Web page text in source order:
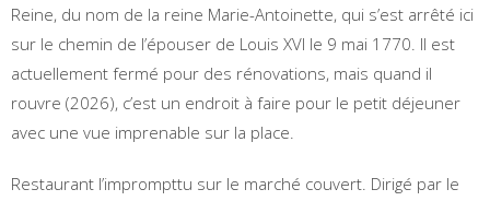
Reine, du nom de la reine Marie-Antoinette, qui s’est arrêté ici
sur le chemin de l’épouser de Louis XVI le 9 mai 1770. Il est
actuellement fermé pour des rénovations, mais quand il
rouvre (2026), c’est un endroit à faire pour le petit déjeuner
avec une vue imprenable sur la place.
Restaurant I’imprompttu sur le marché couvert. Dirigé par le